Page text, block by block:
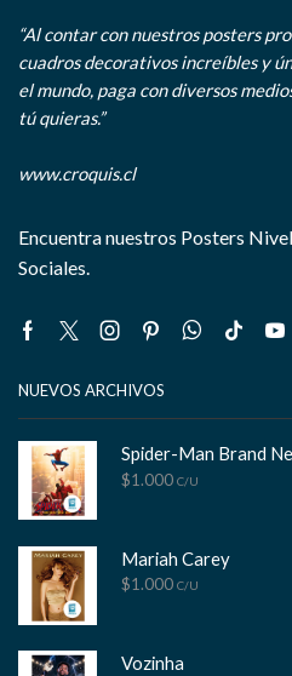
“Al contar con nuestros posters
cuadros decorativos increíbles y
el mundo, paga con diversos
tú quieras.”
www.croquis.cl
Encuentra nuestros Posters
Sociales.
Facebook
TwitterInstagram
PinterestWhatsapp
Tik-
NUEVOS ARCHIVOS
Spider-Man Brand
$1.000 C/U
Mariah Carey
$1.000 C/U
Vozinha